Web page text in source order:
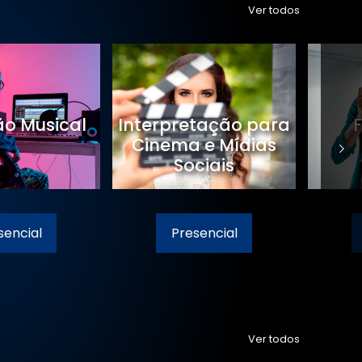
Ver todos
Musical
Interpretação para
Cinema e Mídias
Sociais
Presencial
Ver todos